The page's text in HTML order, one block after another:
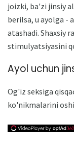
joizki, ba'zi jinsiy
berilsa, u ayolga -
atashadi. Shaxsiy
stimulyatsiyasini
Ayol uchun
Og'iz seksiga
ko'nikmalarini